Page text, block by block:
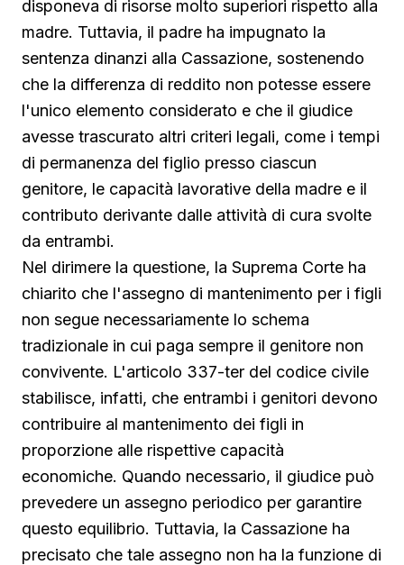
disponeva di risorse molto superiori rispetto alla
madre. Tuttavia, il padre ha impugnato la
sentenza dinanzi alla Cassazione, sostenendo
che la differenza di reddito non potesse essere
l'unico elemento considerato e che il giudice
avesse trascurato altri criteri legali, come i tempi
di permanenza del figlio presso ciascun
genitore, le capacità lavorative della madre e il
contributo derivante dalle attività di cura svolte
da entrambi.
Nel dirimere la questione, la Suprema Corte ha
chiarito che l'assegno di mantenimento per i figli
non segue necessariamente lo schema
tradizionale in cui paga sempre il genitore non
convivente. L'articolo 337-ter del codice civile
stabilisce, infatti, che entrambi i genitori devono
contribuire al mantenimento dei figli in
proporzione alle rispettive capacità
economiche. Quando necessario, il giudice può
prevedere un assegno periodico per garantire
questo equilibrio. Tuttavia, la Cassazione ha
precisato che tale assegno non ha la funzione di